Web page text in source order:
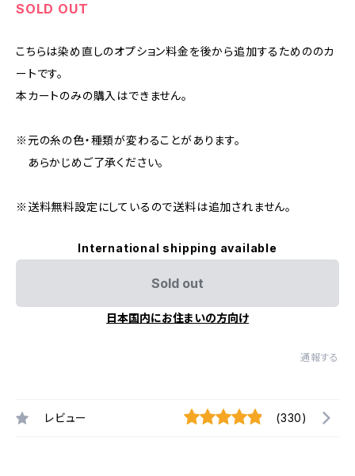
SOLD OUT
こちらは染め直しのオプション料金を後から追加するためののカ
ートです。
本カートのみの購入はできません。
※元の糸の色・種類が変わることがあります。
あらかじめご了承ください。
※送料無料設定にしているので送料は追加されません。
International shipping available
Sold out
日本国内にお住まいの方向け
通報する
レビュー (330)